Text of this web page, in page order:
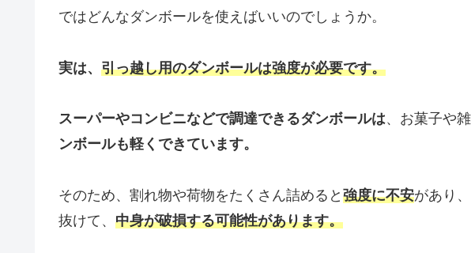
ではどんなダンボールを使えばいいのでしょうか。
実は、 引っ越し用のダンボールは強度が必要です。
スーパーやコンビニなどで調達できるダンボールは、お菓子や
ンボールも軽くできています。
そのため、割れ物や荷物をたくさん詰めると 強度に不安があり
抜けて、 中身が破損する可能性があります。